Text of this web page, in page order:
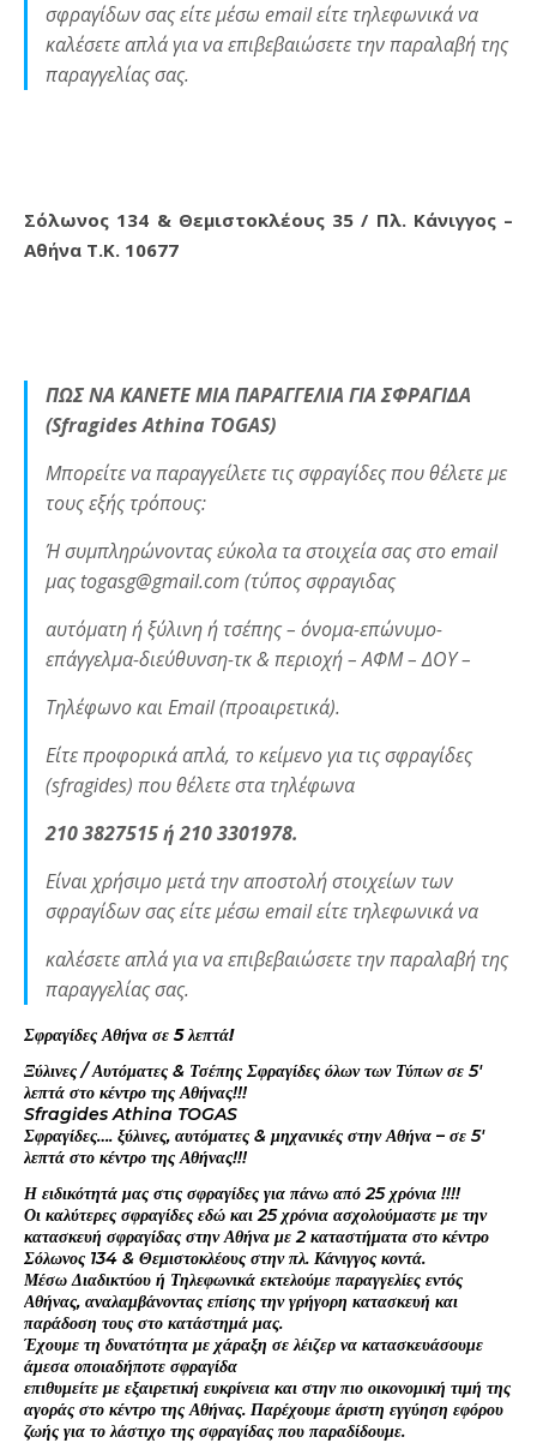
σφραγίδων σας είτε μέσω email είτε τηλεφωνικά να
καλέσετε απλά για να επιβεβαιώσετε την παραλαβή της
παραγγελίας σας.
Σόλωνος 134 & Θεμιστοκλέους 35 / Πλ. Κάνιγγος –
Αθήνα Τ.Κ. 10677
ΠΩΣ ΝΑ ΚΑΝΕΤΕ ΜΙΑ ΠΑΡΑΓΓΕΛΙΑ ΓΙΑ ΣΦΡΑΓΙΔΑ
(Sfragides Athina TOGAS)
Μπορείτε να παραγγείλετε τις σφραγίδες που θέλετε με
τους εξής τρόπους:
Ή συμπληρώνοντας εύκολα τα στοιχεία σας στο email
μας togasg@gmail.com (τύπος σφραγιδας
αυτόματη ή ξύλινη ή τσέπης – όνομα-επώνυμο-
επάγγελμα-διεύθυνση-τκ & περιοχή – ΑΦΜ – ΔΟΥ –
Τηλέφωνο και Email (προαιρετικά).
Είτε προφορικά απλά, το κείμενο για τις σφραγίδες
(sfragides) που θέλετε στα τηλέφωνα
210 3827515 ή 210 3301978.
Είναι χρήσιμο μετά την αποστολή στοιχείων των
σφραγίδων σας είτε μέσω email είτε τηλεφωνικά να
καλέσετε απλά για να επιβεβαιώσετε την παραλαβή της
παραγγελίας σας.
Σφραγίδες Αθήνα σε 5 λεπτά!
Ξύλινες / Αυτόματες & Τσέπης Σφραγίδες όλων των Τύπων σε 5′
λεπτά στο κέντρο της Αθήνας!!!
Sfragides Athina TOGAS
Σφραγίδες…. ξύλινες, αυτόματες & μηχανικές στην Αθήνα – σε 5′
λεπτά στο κέντρο της Αθήνας!!!
Η ειδικότητά μας στις σφραγίδες για πάνω από 25 χρόνια !!!!
Οι καλύτερες σφραγίδες εδώ και 25 χρόνια ασχολούμαστε με την
κατασκευή σφραγίδας στην Αθήνα με 2 καταστήματα στο κέντρο
Σόλωνος 134 & Θεμιστοκλέους στην πλ. Κάνιγγος κοντά.
Μέσω Διαδικτύου ή Τηλεφωνικά εκτελούμε παραγγελίες εντός
Αθήνας, αναλαμβάνοντας επίσης την γρήγορη κατασκευή και
παράδοση τους στο κατάστημά μας.
Έχουμε τη δυνατότητα με χάραξη σε λέιζερ να κατασκευάσουμε
άμεσα οποιαδήποτε σφραγίδα
επιθυμείτε με εξαιρετική ευκρίνεια και στην πιο οικονομική τιμή της
αγοράς στο κέντρο της Αθήνας. Παρέχουμε άριστη εγγύηση εφόρου
ζωής για το λάστιχο της σφραγίδας που παραδίδουμε.